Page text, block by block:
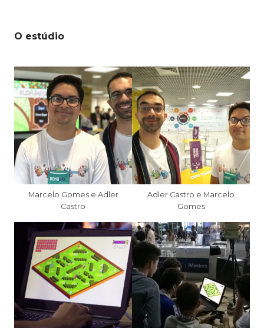
O estúdio
Marcelo Gomes e Adler
Castro
Adler Castro e Marcelo
Gomes